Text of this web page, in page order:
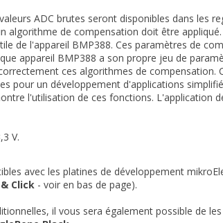
ADC brutes seront disponibles dans les
algorithme de compensation doit être
de l'appareil BMP388. Ces paramètres de
appareil BMP388 a son propre jeu de
ces algorithmes de
pour un développement d'applications
l'utilisation de ces fonctions. L'application
V.
avec les platines de développement
Click - voir en bas de page).
il vous sera également possible de